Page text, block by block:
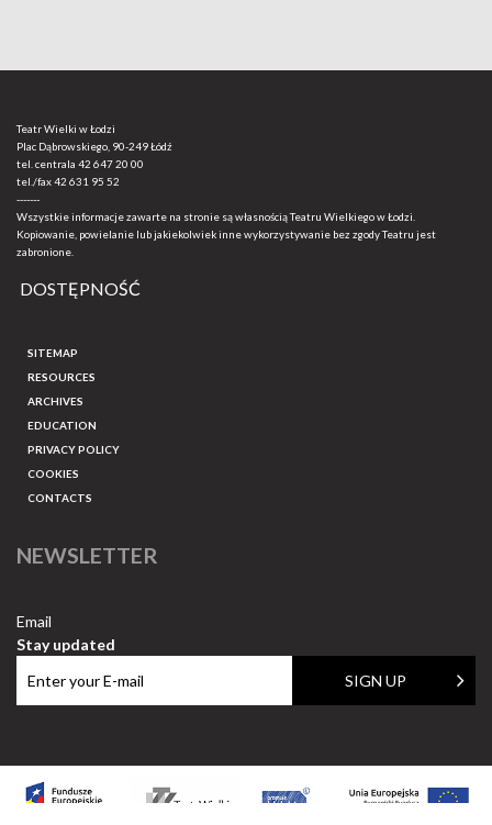
Teatr Wielki w Łodzi
Plac Dąbrowskiego, 90-249 Łódź
tel. centrala 42 647 20 00
tel./fax42 631 95 52
-------
Wszystkie informacje zawarte na stronie są własnością Teatru Wielkiego w Łodzi.
Kopiowanie, powielanie lub jakiekolwiek inne wykorzystywanie bez zgody Teatru jest
zabronione.
DOSTĘPNOŚĆ
SITEMAP
RESOURCES
ARCHIVES
EDUCATION
PRIVACY POLICY
COOKIES
CONTACTS
NEWSLETTER
Email
Stay updated